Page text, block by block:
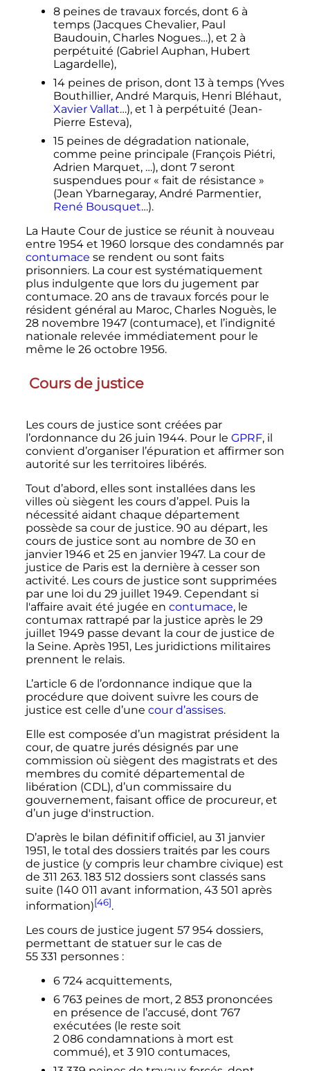
8 peines de travaux forcés, dont 6 à
temps (Jacques Chevalier, Paul
Baudouin, Charles Nogues…), et 2 à
perpétuité (Gabriel Auphan, Hubert
Lagardelle),
14 peines de prison, dont 13 à temps (Yves
Bouthillier, André Marquis, Henri Bléhaut,
Xavier Vallat…), et 1 à perpétuité (Jean-
Pierre Esteva),
15 peines de dégradation nationale,
comme peine principale (François Piétri,
Adrien Marquet, …), dont 7 seront
suspendues pour « fait de résistance »
(Jean Ybarnegaray, André Parmentier,
René Bousquet…).
La Haute Cour de justice se réunit à nouveau
entre 1954 et 1960 lorsque des condamnés par
contumace se rendent ou sont faits
prisonniers. La cour est systématiquement
plus indulgente que lors du jugement par
contumace. 20 ans de travaux forcés pour le
résident général au Maroc, Charles Noguès, le
28 novembre 1947 (contumace), et l’indignité
nationale relevée immédiatement pour le
même le 26 octobre 1956.
Cours de justice
Les cours de justice sont créées par
l’ordonnance du 26 juin 1944. Pour le GPRF, il
convient d’organiser l’épuration et affirmer son
autorité sur les territoires libérés.
Tout d’abord, elles sont installées dans les
villes où siègent les cours d’appel. Puis la
nécessité aidant chaque département
possède sa cour de justice. 90 au départ, les
cours de justice sont au nombre de 30 en
janvier 1946 et 25 en janvier 1947. La cour de
justice de Paris est la dernière à cesser son
activité. Les cours de justice sont supprimées
par une loi du 29 juillet 1949. Cependant si
l'affaire avait été jugée en contumace, le
contumax rattrapé par la justice après le 29
juillet 1949 passe devant la cour de justice de
la Seine. Après 1951, Les juridictions militaires
prennent le relais.
L’article 6 de l’ordonnance indique que la
procédure que doivent suivre les cours de
justice est celle d’une cour d’assises.
Elle est composée d’un magistrat président la
cour, de quatre jurés désignés par une
commission où siègent des magistrats et des
membres du comité départemental de
libération (CDL), d’un commissaire du
gouvernement, faisant office de procureur, et
d’un juge d'instruction.
D’après le bilan définitif officiel, au 31 janvier
1951, le total des dossiers traités par les cours
de justice (y compris leur chambre civique) est
de 311 263. 183 512 dossierssont classés sans
suite (140 011 avant information, 43 501 après
information)[46].
Les cours de justice jugent 57 954 dossiers,
permettant de statuer sur le cas de
55 331 personnes :
6 724acquittements,
6 763peines de mort, 2 853prononcées
en présence de l’accusé, dont 767
exécutées (le reste soit
2 086 condamnationsà mort est
commué), et 3 910 contumaces,